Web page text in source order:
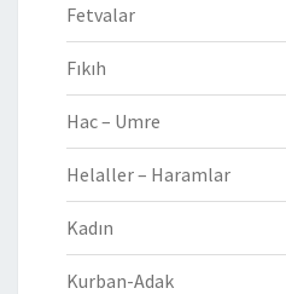
Fetvalar
Fıkıh
Hac – Umre
Helaller – Haramlar
Kadın
Kurban-Adak